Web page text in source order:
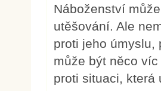
Náboženství
utěšování. Ale
proti jeho úmyslu,
může být něco
proti situaci, která